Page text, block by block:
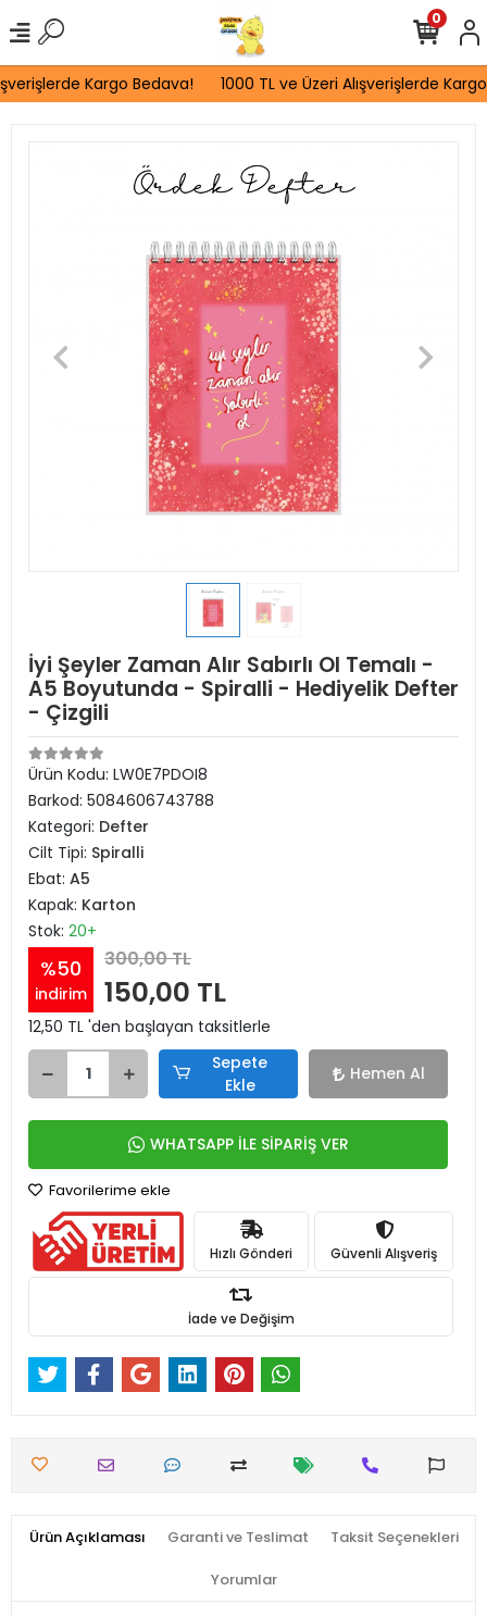
Kargo Bedava! 1000 TL ve Üzeri Alışverişlerde
0
İyi Şeyler Zaman Alır Sabırlı Ol Temalı -
A5 Boyutunda - Spiralli - Hediyelik Defter
- Çizgili
Ürün Kodu: LW0E7PDOI8
Barkod: 5084606743788
Kategori: Defter
Cilt Tipi: Spiralli
Ebat: A5
Kapak: Karton
Stok: 20+
%50
indirim
300,00 TL
150,00 TL
12,50 TL 'den başlayan taksitlerle
Sepete
Ekle
Hemen Al
WHATSAPP İLE SİPARİŞ VER
Favorilerime ekle
Hızlı Gönderi Güvenli Alışveriş
İade ve Değişim
Ürün Açıklaması Garanti ve Teslimat Taksit Seçenekleri
Yorumlar